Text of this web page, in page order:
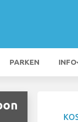
PARKEN INFO